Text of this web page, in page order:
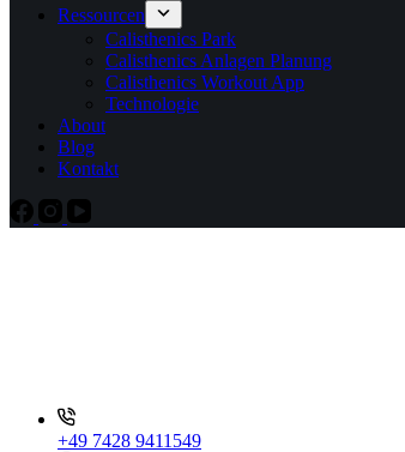
Ressourcen
Calisthenics Park
Calisthenics Anlagen Planung
Calisthenics Workout App
Technologie
About
Blog
Kontakt
+49 7428 9411549